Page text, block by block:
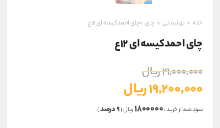
خانه > نوشیدنی > چای >چای احمدکیسه ای ۱۲ع
چای احمدکیسه ای ۱۲ع
۲۱,۰۰۰,۰۰۰ریال اصلی
بود.
۱۹,۲۰۰,۰۰۰ریال
قیمت
فعلی
سود شما از خرید :۱۸۰۰۰۰۰ریال (۹ درصد )